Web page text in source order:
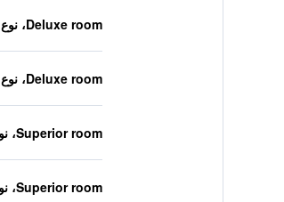
Deluxe room، نوع السرير غير معروف
Deluxe room، نوع السرير غير معروف
Superior room، نوع السرير غير معروف
Superior room، نوع السرير غير معروف